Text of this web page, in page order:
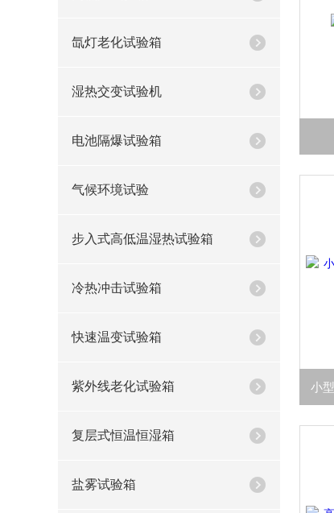
氙灯老化试验箱
湿热交变试验机
电池隔爆试验箱
气候环境试验
步入式高低温湿热试验箱
冷热冲击试验箱
快速温变试验箱
紫外线老化试验箱
复层式恒温恒湿箱
盐雾试验箱